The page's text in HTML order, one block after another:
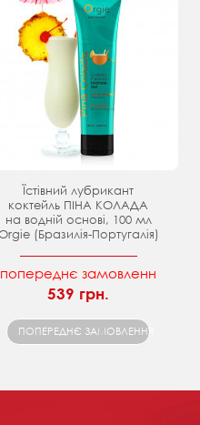
Їстівний лубрикант
коктейль ПІНА КОЛАДА
на водній основі, 100 мл
(Бразилія-Португалія)
попереднє замовленн
539 грн.
ПОПЕРЕДНЄ ЗАМОВЛЕННЯ